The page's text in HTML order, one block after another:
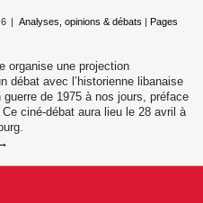
Analyses, opinions & débats |Pages
organise une projection
débat avec l’historienne libanaise
de 1975 à nos jours, préface
ciné-débat aura lieu le 28 avril à